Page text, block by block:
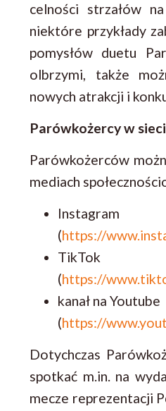
celności strzałów
niektóre przykłady
pomysłów duetu
olbrzymi, także
nowych atrakcji i
Parówkożercy w sieci
Parówkożerców
mediach
Instagram
(https://
TikTok
(https://
kanał na Youtube
(https://
Dotychczas
spotkać m.in. na
mecze reprezentacji